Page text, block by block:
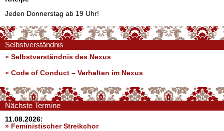
Jeden Donnerstag ab 19 Uhr!
Selbstverständnis
» Selbstverständnis des Nexus
» Code of Conduct – Verhalten im Nexus
Nächste Termine
11.08.2026:
» Feministischer Streikchor